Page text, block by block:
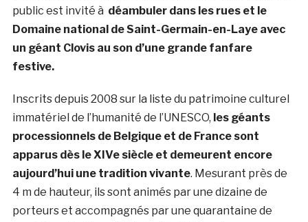
public est invité à déambuler dans les rues et le
Domaine national de Saint-Germain-en-Laye avec
un géant Clovis au son d’une grande fanfare
festive.
Inscrits depuis 2008 sur la liste du patrimoine culturel
immatériel de l’humanité de l’UNESCO, les géants
processionnels de Belgique et de France sont
apparus dès le XIVe siècle et demeurent encore
aujourd’hui une tradition vivante. Mesurant près de
4 m de hauteur, ils sont animés par une dizaine de
porteurs et accompagnés par une quarantaine de